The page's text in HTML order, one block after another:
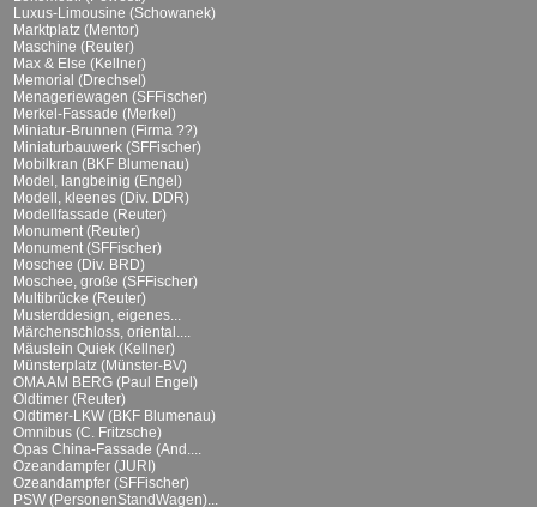
Luxus-Limousine (Schowanek)
Marktplatz (Mentor)
Maschine (Reuter)
Max & Else (Kellner)
Memorial (Drechsel)
Menageriewagen (SFFischer)
Merkel-Fassade (Merkel)
Miniatur-Brunnen (Firma ??)
Miniaturbauwerk (SFFischer)
Mobilkran (BKF Blumenau)
Model, langbeinig (Engel)
Modell, kleenes (Div. DDR)
Modellfassade (Reuter)
Monument (Reuter)
Monument (SFFischer)
Moschee (Div. BRD)
Moschee, große (SFFischer)
Multibrücke (Reuter)
Musterddesign, eigenes...
Märchenschloss, oriental....
Mäuslein Quiek (Kellner)
Münsterplatz (Münster-BV)
OMA AM BERG (Paul Engel)
Oldtimer (Reuter)
Oldtimer-LKW (BKF Blumenau)
Omnibus (C. Fritzsche)
Opas China-Fassade (And....
Ozeandampfer (JURI)
Ozeandampfer (SFFischer)
PSW (PersonenStandWagen)...